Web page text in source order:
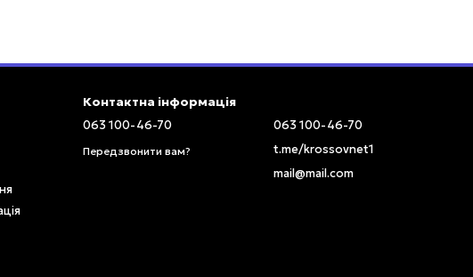
Контактна інформація
063 100-46-70
Передзвонити вам?
063 100-46-70
t.me/krossovnet1
mail@mail.com